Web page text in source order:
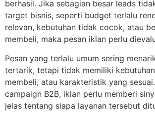
berhasil. Jika sebagian besar leads
target bisnis, seperti budget terlalu
relevan, kebutuhan tidak cocok, atau
membeli, maka pesan iklan perlu
Pesan yang terlalu umum sering
tertarik, tetapi tidak memiliki
membeli, atau karakteristik yang
campaign B2B, iklan perlu memberi
jelas tentang siapa layanan tersebut